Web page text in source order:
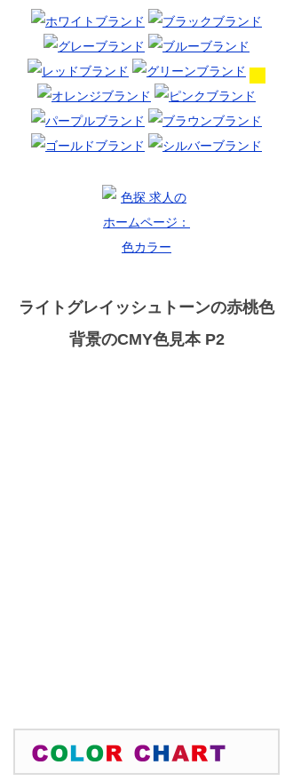
ライトグレイッシュトーンの赤桃色
背景のCMY色見本 P2